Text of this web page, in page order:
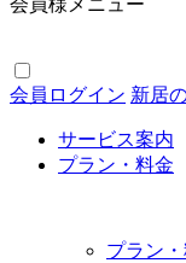
会員様メニュー
会員ログイン 新居
サービス案内
プラン・料金
プラン